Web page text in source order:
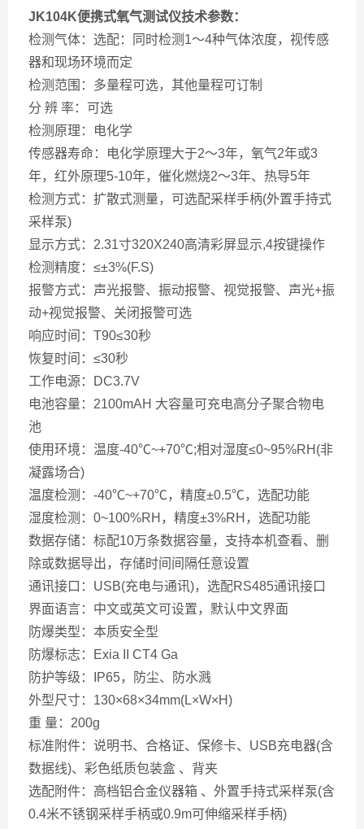
JK104K便携式氧气测试仪技术参数：
检测气体：选配：同时检测1～4种气体浓度，视传感
器和现场环境而定
检测范围：多量程可选，其他量程可订制
分 辨 率：可选
检测原理：电化学
传感器寿命：电化学原理大于2～3年，氧气2年或3
年，红外原理5-10年，催化燃烧2～3年、热导5年
检测方式：扩散式测量，可选配采样手柄(外置手持式
采样泵)
显示方式：2.31寸320X240高清彩屏显示,4按键操作
检测精度：≤±3%(F.S)
报警方式：声光报警、振动报警、视觉报警、声光+振
动+视觉报警、关闭报警可选
响应时间：T90≤30秒
恢复时间：≤30秒
工作电源：DC3.7V
电池容量：2100mAH 大容量可充电高分子聚合物电
池
使用环境：温度-40℃~+70℃;相对湿度≤0~95%RH(非
凝露场合)
温度检测：-40℃~+70℃，精度±0.5℃，选配功能
湿度检测：0~100%RH，精度±3%RH，选配功能
数据存储：标配10万条数据容量，支持本机查看、删
除或数据导出，存储时间间隔任意设置
通讯接口：USB(充电与通讯)，选配RS485通讯接口
界面语言：中文或英文可设置，默认中文界面
防爆类型：本质安全型
防爆标志：Exia II CT4 Ga
防护等级：IP65，防尘、防水溅
外型尺寸：130×68×34mm(L×W×H)
重 量：200g
标准附件：说明书、合格证、保修卡、USB充电器(含
数据线)、彩色纸质包装盒 、背夹
选配附件：高档铝合金仪器箱 、外置手持式采样泵(含
0.4米不锈钢采样手柄或0.9m可伸缩采样手柄)